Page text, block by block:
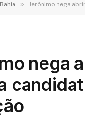
» Jerônimo nega abrir mão
nega